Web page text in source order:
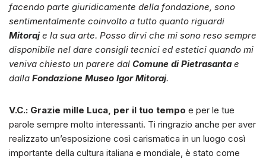
facendo parte giuridicamente della fondazione, sono
sentimentalmente coinvolto a tutto quanto riguardi
Mitoraje la sua arte. Posso dirvi che mi sono reso sempre
disponibile nel dare consigli tecnici ed estetici quando mi
veniva chiesto un parere dal Comune di Pietrasantae
dalla Fondazione Museo Igor Mitoraj.
V.C.: Grazie mille Luca, per il tuo tempo e per le tue
parole sempre molto interessanti. Ti ringrazio anche per aver
realizzato un’esposizione così carismatica in un luogo così
importante della cultura italiana e mondiale, è stato come